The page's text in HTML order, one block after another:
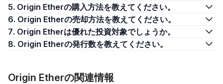
5. Origin Etherの購入方法を教えてください。
6. Origin Etherの売却方法を教えてください。
7. Origin Etherは優れた投資対象でしょうか。
8. Origin Etherの発行数を教えてください。
Origin Etherの関連情報